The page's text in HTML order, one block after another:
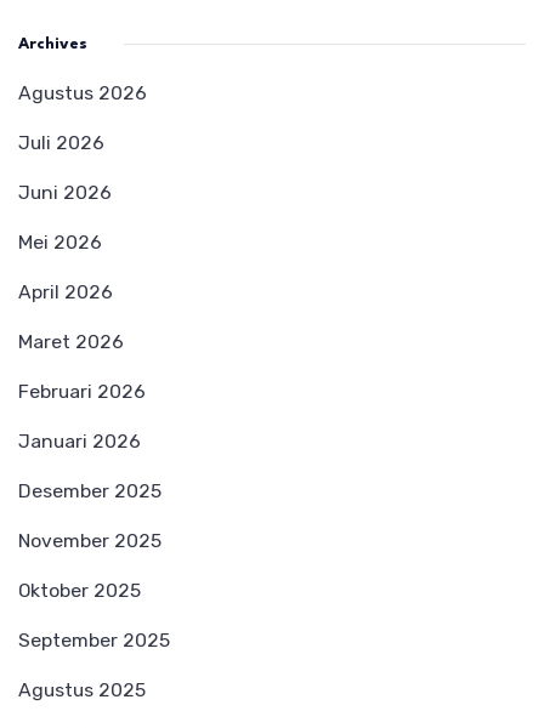
Archives
Agustus 2026
Juli 2026
Juni 2026
Mei 2026
April 2026
Maret 2026
Februari 2026
Januari 2026
Desember 2025
November 2025
Oktober 2025
September 2025
Agustus 2025